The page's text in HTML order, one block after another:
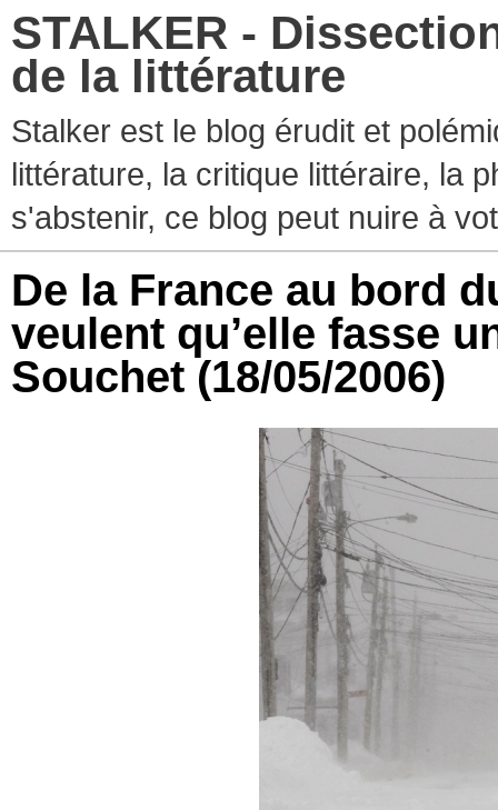
STALKER -
de la littérature
Stalker est le blog érudit et
littérature, la critique littéraire, la
s'abstenir, ce blog peut nuire à
De la France au bord
veulent qu’elle fasse
Souchet (18/05/2006)